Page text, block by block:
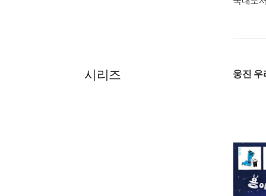
시리즈 웅진 우